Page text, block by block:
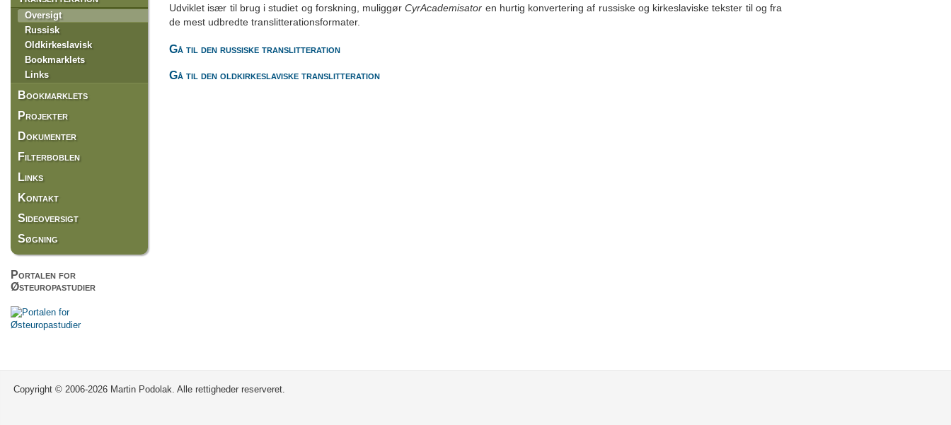
Oversigt
Russisk
Oldkirkeslavisk
Bookmarklets
Links
Bookmarklets
Projekter
Dokumenter
Filterboblen
Links
Kontakt
Sideoversigt
Søgning
Portalen for
Østeuropastudier
Udviklet især til brug i studiet og forskning, muliggørCyrAcademisator en hurtig konvertering af russiske og kirkeslaviske tekster til og fra
de mest udbredte translitterationsformater.
Gå til den russiske translitteration
Gå til den oldkirkeslaviske translitteration
Copyright © 2006-2026 Martin Podolak. Alle rettigheder reserveret.